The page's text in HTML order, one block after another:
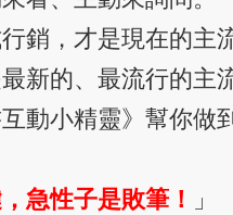
銷，才是現在的主
新的、最流行的主
動小精靈》幫你做到
急性子是敗筆！ 」